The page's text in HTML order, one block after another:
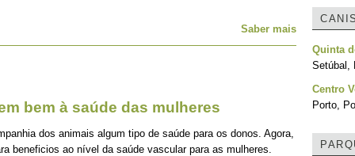
Saber mais
bem à saúde das mulheres
dos animais algum tipo de saúde para os donos. Agora,
beneficios ao nível da saúde vascular para as mulheres.
Quinta
Setúbal,
Centro
Porto,